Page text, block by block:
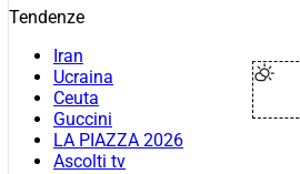
Tendenze
Iran
Ucraina
Ceuta
Guccini
LA PIAZZA 2026
Ascolti tv